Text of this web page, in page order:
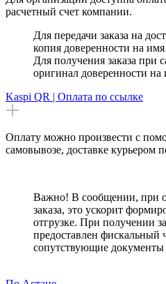
расчетный счет компании.
Для передачи заказа на
копия доверенности на имя
Для получения заказа при
оригинал доверенности на
Kaspi QR | Оплата по ссылке
Оплату можно произвести с
самовывозе, доставке курьером
Важно! В сообщении, при
заказа, это ускорит
отгрузке. При получении
предоставлен фискальный
сопутствующие документы